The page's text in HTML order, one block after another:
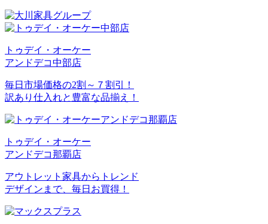
トゥデイ・オーケー
アンドデコ中部店
毎日市場価格の2割～７割引！
訳あり仕入れと豊富な品揃え！
トゥデイ・オーケー
アンドデコ那覇店
アウトレット家具からトレンド
デザインまで、毎日お買得！